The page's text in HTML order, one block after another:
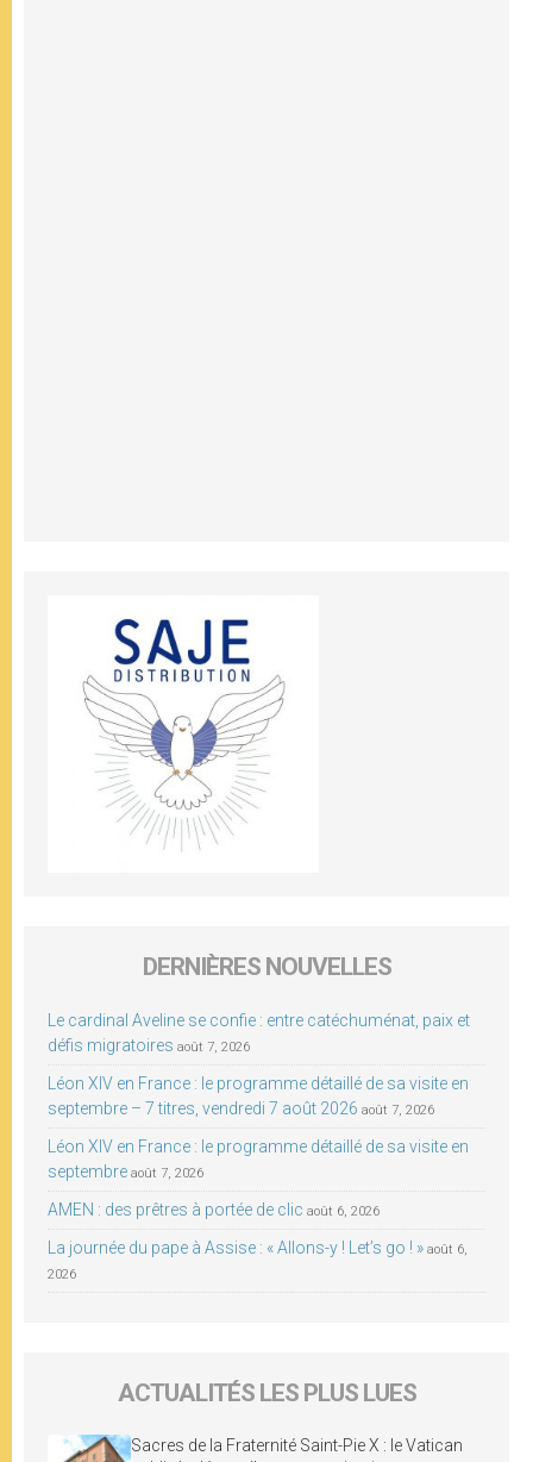
DERNIÈRES NOUVELLES
Le cardinal Aveline se confie : entre catéchuménat, paix et
défis migratoires août 7, 2026
Léon XIV en France : le programme détaillé de sa visite en
septembre – 7 titres, vendredi 7 août 2026 août 7, 2026
Léon XIV en France : le programme détaillé de sa visite en
septembre août 7, 2026
AMEN : des prêtres à portée de clic août 6, 2026
La journée du pape à Assise : « Allons-y ! Let’s go ! » août 6,
2026
ACTUALITÉS LES PLUS LUES
Sacres de la Fraternité Saint-Pie X : le Vatican